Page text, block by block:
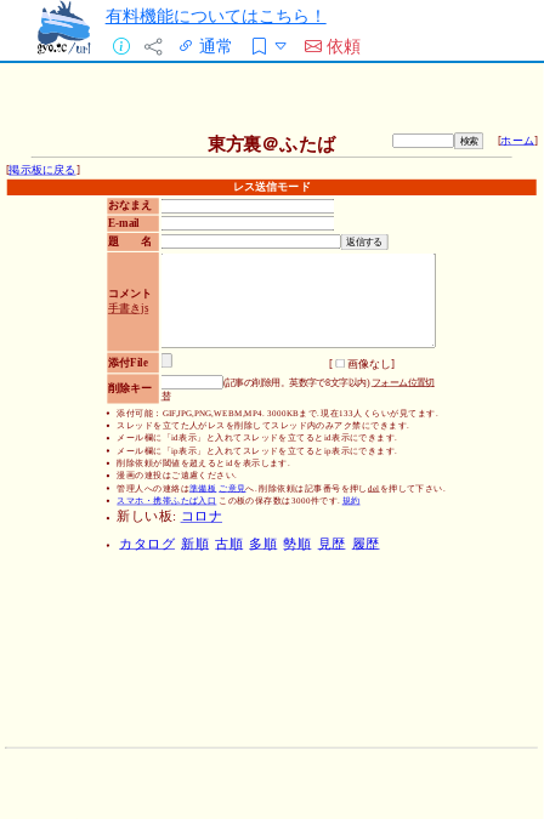
有料機能についてはこちら！
通常
依頼